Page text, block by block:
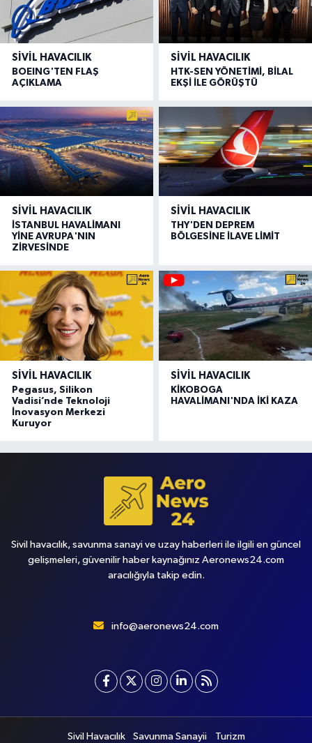
SIVIL HAVACILIK
BOEING'TEN FLAŞ
AÇIKLAMA
SIVIL HAVACILIK
HTK-SEN YÖNETİMİ, BİLAL
EKŞİ İLE GÖRÜŞTÜ
SIVIL HAVACILIK
İSTANBUL HAVALİMANI
YİNE AVRUPA'NIN
ZİRVESİNDE
SIVIL HAVACILIK
THY'DEN DEPREM
BÖLGESİNE İLAVE LİMİT
SIVIL HAVACILIK
Pegasus, Silikon
Vadisi’nde Teknoloji
İnovasyon Merkezi
Kuruyor
SIVIL HAVACILIK
KİKOBOGA
HAVALİMANI'NDA İKİ KAZA
Sivil havacılık, savunma sanayi ve uzay haberleri ile ilgili en güncel
gelişmeleri, güvenilir haber kaynağınız Aeronews24.com
aracılığıyla takip edin.
info@aeronews24.com
Sivil Havacılık Savunma Sanayii Turizm